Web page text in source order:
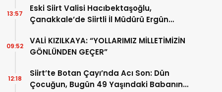
Eski Siirt Valisi Hacıbektaşoğlu,
Çanakkale’de Siirtli İl Müdürü Ergün
13:57
VALİ KIZILKAYA: “YOLLARIMIZ MİLLETİMİZİN
GÖNLÜNDEN GEÇER”
09:52
Siirt’te Botan Çayı’nda Acı Son: Dün
Çocuğun, Bugün 49 Yaşındaki Babanın
12:18